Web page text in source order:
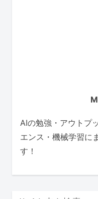
AIの勉強・アウトプ
エンス・機械学習に
す！